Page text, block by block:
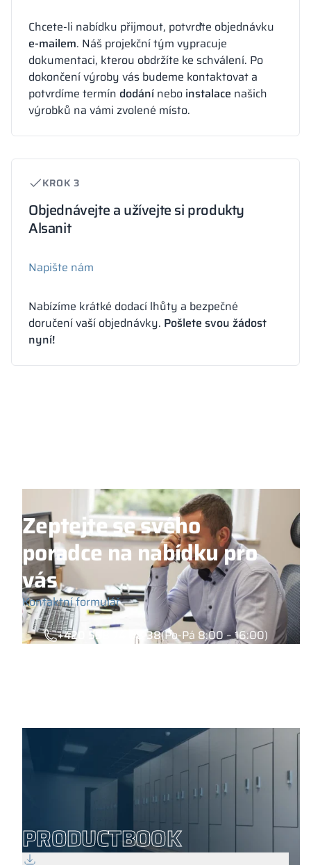
Chcete-li nabídku přijmout, potvrďte objednávku
e-mailem. Náš projekční tým vypracuje
dokumentaci, kterou obdržíte ke schválení. Po
dokončení výroby vás budeme kontaktovat a
potvrdíme termín dodání nebo instalace našich
výrobků na vámi zvolené místo.
KROK 3
Objednávejte a užívejte si produkty
Alsanit
Napište nám
Nabízíme krátké dodací lhůty a bezpečné
doručení vaší objednávky. Pošlete svou žádost
nyní!
Zeptejte se svého
poradce na nabídku pro
vás
Kontaktní formulář
+420 558 74 68 38(Po-Pá 8:00 – 16:00)
PRODUCTBOOK